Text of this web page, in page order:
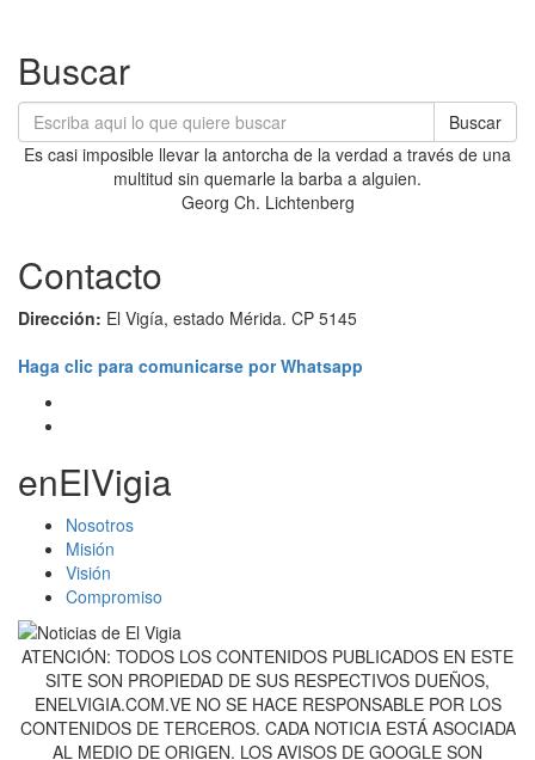
Buscar
Buscar
Es casi imposible llevar la antorcha de la verdad a través de una
multitud sin quemarle la barba a alguien.
Georg Ch. Lichtenberg
Contacto
Dirección: El Vigía, estado Mérida. CP 5145
Haga clic para comunicarse por Whatsapp
enElVigia
Nosotros
Misión
Visión
Compromiso
ATENCIÓN: TODOS LOS CONTENIDOS PUBLICADOS EN ESTE
SITE SON PROPIEDAD DE SUS RESPECTIVOS DUEÑOS,
ENELVIGIA.COM.VE NO SE HACE RESPONSABLE POR LOS
CONTENIDOS DE TERCEROS. CADA NOTICIA ESTÁ ASOCIADA
AL MEDIO DE ORIGEN. LOS AVISOS DE GOOGLE SON